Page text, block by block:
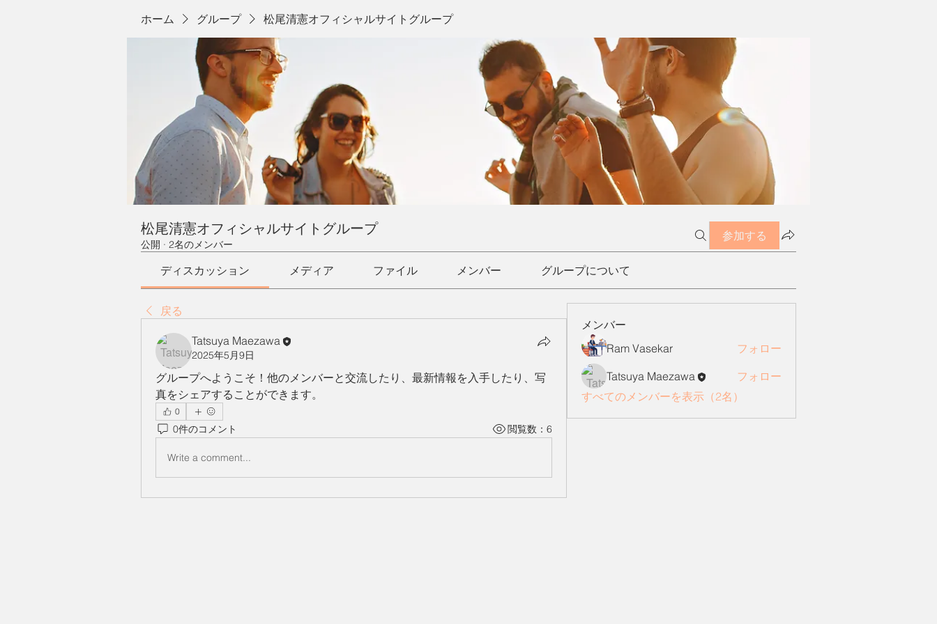
ホーム グループ 松尾清憲オフィシャルサイトグループ
松尾清憲オフィシャルサイトグループ
公開 · 2名のメンバー
参加する
ディスカッション メディア ファイル メンバー グループについて
戻る
Tatsuya Maezawa
2025年5月9日
グループへようこそ！他のメンバーと交流したり、最新情報を入手したり、写
真をシェアすることができます。
0
0件のコメント 閲覧数：6
Write a comment...
メンバー
Ram Vasekar
フォロー
Tatsuya Maezawa
フォロー
すべてのメンバーを表示（2名）